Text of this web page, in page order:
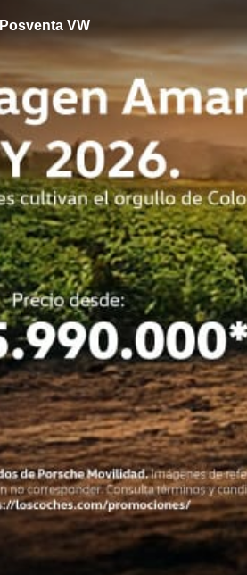
Posventa VW